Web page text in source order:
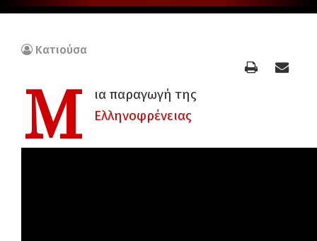
Κατιούσα
Μ
ια παραγωγή της
Ελληνοφρένειας